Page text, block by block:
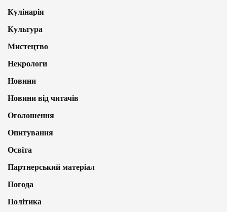
Кулінарія
Культура
Мистецтво
Некрологи
Новини
Новини від читачів
Оголошення
Опитування
Освіта
Партнерський матеріал
Погода
Політика